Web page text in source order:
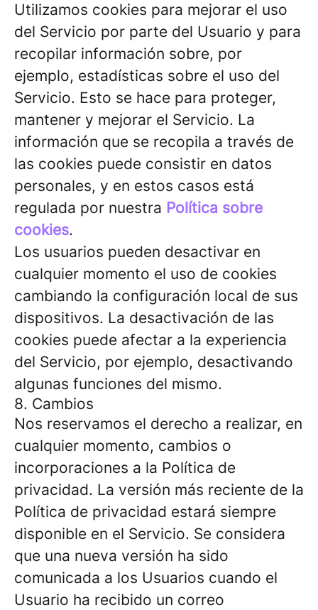
Utilizamos cookies para mejorar el uso
del Servicio por parte del Usuario y para
recopilar información sobre, por
ejemplo, estadísticas sobre el uso del
Servicio. Esto se hace para proteger,
mantener y mejorar el Servicio. La
información que se recopila a través de
las cookies puede consistir en datos
personales, y en estos casos está
regulada por nuestra Política sobre
cookies.
Los usuarios pueden desactivar en
cualquier momento el uso de cookies
cambiando la configuración local de sus
dispositivos. La desactivación de las
cookies puede afectar a la experiencia
del Servicio, por ejemplo, desactivando
algunas funciones del mismo.
8. Cambios
Nos reservamos el derecho a realizar, en
cualquier momento, cambios o
incorporaciones a la Política de
privacidad. La versión más reciente de la
Política de privacidad estará siempre
disponible en el Servicio. Se considera
que una nueva versión ha sido
comunicada a los Usuarios cuando el
Usuario ha recibido un correo